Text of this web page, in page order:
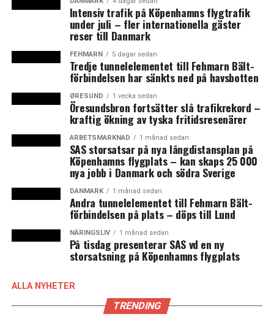
Intensiv trafik på Köpenhamns flygtrafik
under juli – fler internationella gäster
reser till Danmark
FEHMARN 5 dagar sedan
Tredje tunnelelementet till Fehmarn Bält-
förbindelsen har sänkts ned på havsbotten
ØRESUND 1 vecka sedan
Öresundsbron fortsätter slå trafikrekord –
kraftig ökning av tyska fritidsresenärer
ARBETSMARKNAD 1 månad sedan
SAS storsatsar på nya långdistansplan på
Köpenhamns flygplats – kan skaps 25 000
nya jobb i Danmark och södra Sverige
DANMARK 1 månad sedan
Andra tunnelelementet till Fehmarn Bält-
förbindelsen på plats – döps till Lund
NÄRINGSLIV 1 månad sedan
På tisdag presenterar SAS vd en ny
storsatsning på Köpenhamns flygplats
ALLA NYHETER
TRENDING